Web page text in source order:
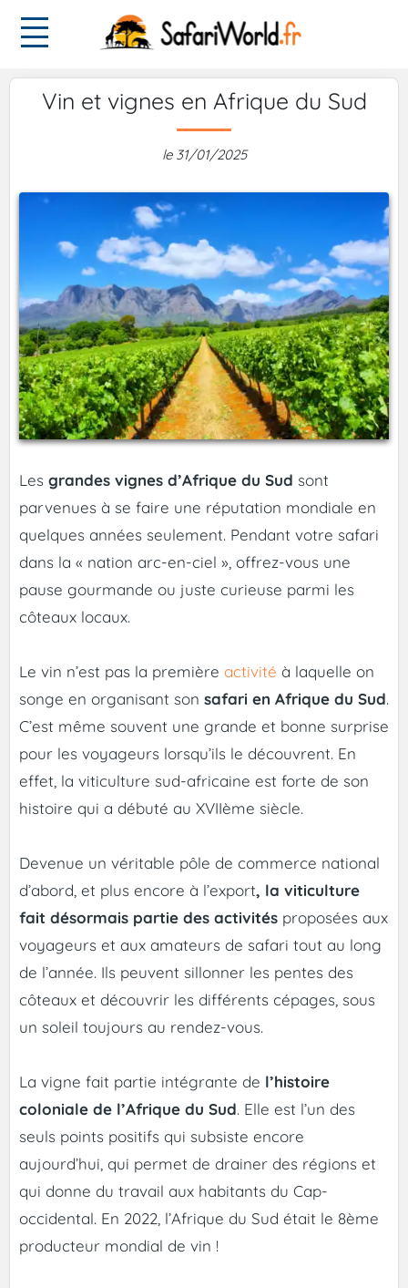
Vin et vignes en Afrique du Sud
le 31/01/2025
Les grandes vignes d’Afrique du Sud sont
parvenues à se faire une réputation mondiale en
quelques années seulement. Pendant votre safari
dans la « nation arc-en-ciel », offrez-vous une
pause gourmande ou juste curieuse parmi les
côteaux locaux.
Le vin n’est pas la première activité à laquelle on
songe en organisant son safari en Afrique du Sud.
C’est même souvent une grande et bonne surprise
pour les voyageurs lorsqu’ils le découvrent. En
effet, la viticulture sud-africaine est forte de son
histoire qui a débuté au XVIIème siècle.
Devenue un véritable pôle de commerce national
d’abord, et plus encore à l’export, la viticulture
fait désormais partie des activités proposées aux
voyageurs et aux amateurs de safari tout au long
de l’année. Ils peuvent sillonner les pentes des
côteaux et découvrir les différents cépages, sous
un soleil toujours au rendez-vous.
La vigne fait partie intégrante de l’histoire
coloniale de l’Afrique du Sud. Elle est l’un des
seuls points positifs qui subsiste encore
aujourd’hui, qui permet de drainer des régions et
qui donne du travail aux habitants du Cap-
occidental. En 2022, l’Afrique du Sud était le 8ème
producteur mondial de vin !